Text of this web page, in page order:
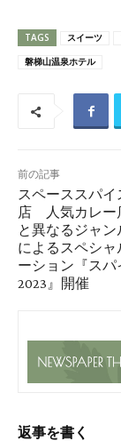
TAGS スイーツ
磐梯山温泉ホテル
前の記事
スペーススパイ
店 人気カレー
と異なるジャン
によるスペシャ
ーション『スパ
2023』開催
返事を書く